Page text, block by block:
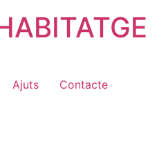
Ajuts Contacte